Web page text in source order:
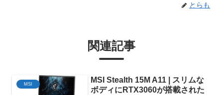
とらも
関連記事
MSI
MSI Stealth 15M A11 | スリムな
ボディにRTX3060が搭載された